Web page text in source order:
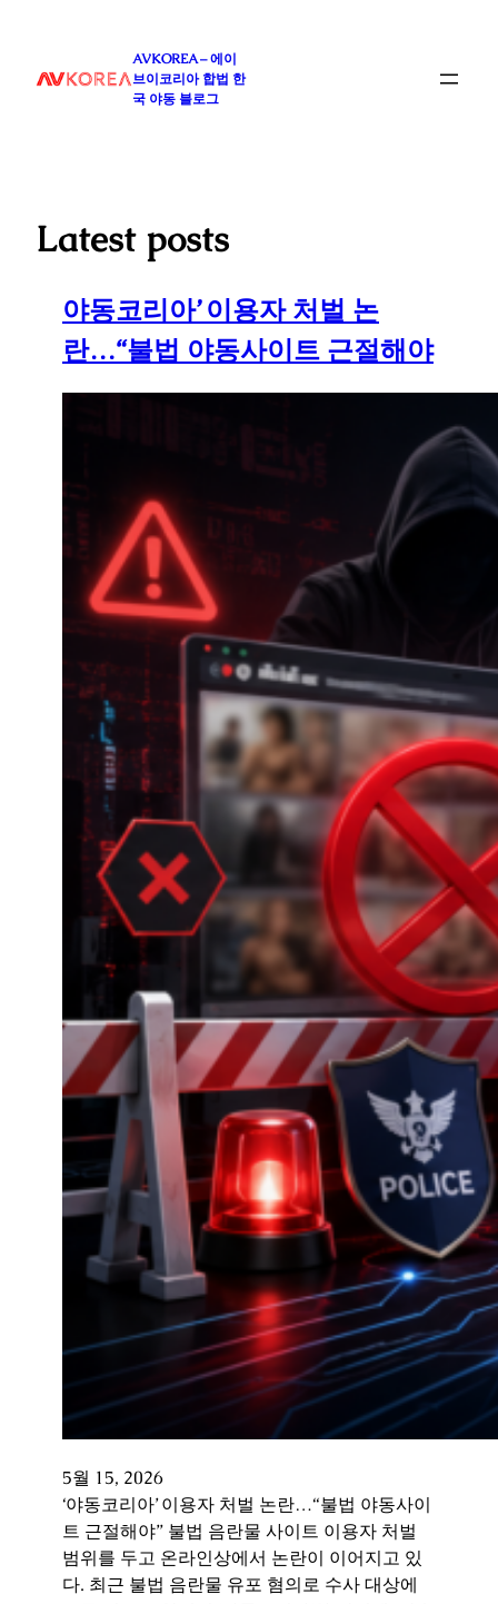
AVKOREA – 에이
브이코리아 합법 한
국 야동 블로그
Latest posts
야동코리아’ 이용자 처벌 논
란…“불법 야동사이트 근절해야
5월 15, 2026
‘야동코리아’ 이용자 처벌 논란…“불법 야동사이
트 근절해야” 불법 음란물 사이트 이용자 처벌
범위를 두고 온라인상에서 논란이 이어지고 있
다. 최근 불법 음란물 유포 혐의로 수사 대상에